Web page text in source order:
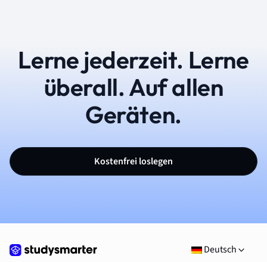
Lerne jederzeit. Lerne
überall. Auf allen
Geräten.
Kostenfrei loslegen
Deutsch